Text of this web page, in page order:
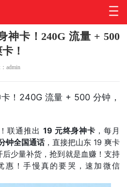
神卡！240G 流量 + 500
！
admin
卡！240G 流量 + 500 分钟，
联通推出 19 元终身神卡 ，每月
钟全国通话，直接把山东 19 爽卡
少量补货，抢到就是血赚！支持
惠！手慢真的要哭，速加微信